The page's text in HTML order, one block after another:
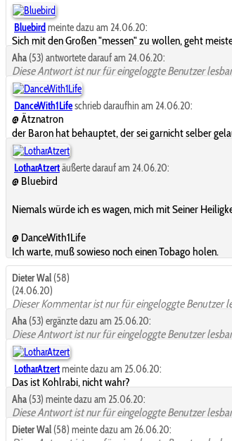
Bluebird meinte dazu am 24.06.20:
Sich mit den Großen "messen" zu wollen, geht
Aha (53) antwortete darauf am 24.06.20:
Diese Antwort ist nur für eingeloggte Benutzer
DanceWith1Lifeschrieb daraufhin am 24.06.20:
@ Ätznatron
der Baron hat behauptet, der sei garnicht selber
LotharAtzertäußerte darauf am 24.06.20:
@ Bluebird
Niemals würde ich es wagen, mich mit Seiner
@ DanceWith1Life
Ich warte, muß sowieso noch einen Tobago holen.
Dieter Wal (58)
(24.06.20)
Dieser Kommentar ist nur für eingeloggte Benutzer
Aha (53) ergänzte dazu am 25.06.20:
Diese Antwort ist nur für eingeloggte Benutzer
LotharAtzertmeinte dazu am 25.06.20:
Das ist Kohlrabi, nicht wahr?
Aha (53) meinte dazu am 25.06.20:
Diese Antwort ist nur für eingeloggte Benutzer
Dieter Wal (58) meinte dazu am 26.06.20: